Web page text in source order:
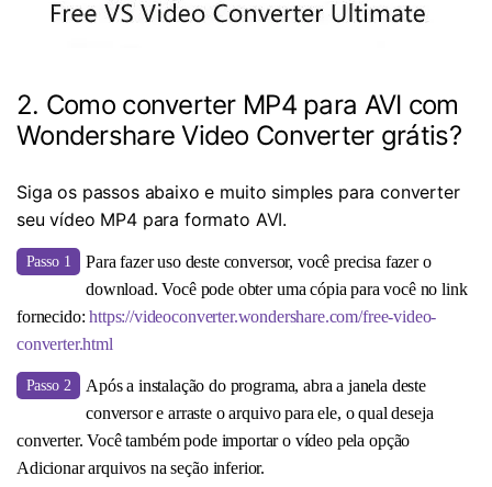
2. Como converter MP4 para AVI com
Wondershare Video Converter grátis?
Siga os passos abaixo e muito simples para converter
seu vídeo MP4 para formato AVI.
Passo 1
Para fazer uso deste conversor, você precisa fazer o
download. Você pode obter uma cópia para você no link
fornecido:https://videoconverter.wondershare.com/free-video-
converter.html
Passo 2
Após a instalação do programa, abra a janela deste
conversor e arraste o arquivo para ele, o qual deseja
converter. Você também pode importar o vídeo pela opção
Adicionar arquivos na seção inferior.